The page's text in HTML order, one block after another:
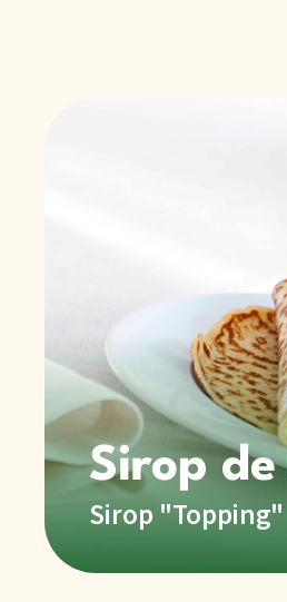
Sirop
Sirop "Topping"